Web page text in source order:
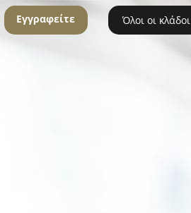
Εγγραφείτε Όλοι οι κλάδοι